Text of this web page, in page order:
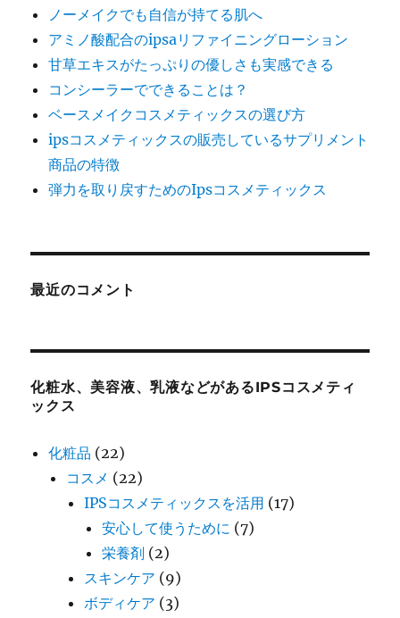
ノーメイクでも自信が持てる肌へ
アミノ酸配合のipsaリファイニングローション
甘草エキスがたっぷりの優しさも実感できる
コンシーラーでできることは？
ベースメイクコスメティックスの選び方
ipsコスメティックスの販売しているサプリメント
商品の特徴
弾力を取り戻すためのIpsコスメティックス
最近のコメント
化粧水、美容液、乳液などがあるIPSコスメティ
ックス
化粧品 (22)
コスメ (22)
IPSコスメティックスを活用 (17)
安心して使うために (7)
栄養剤 (2)
スキンケア (9)
ボディケア (3)